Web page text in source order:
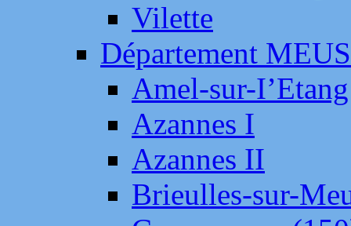
Vilette
Département
Amel-sur-
Azannes I
Azannes II
Brieulles-sur-